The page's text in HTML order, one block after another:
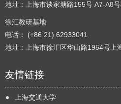
地址：上海市谈家塘路155号 A7-A8
徐汇教研基地
电话： (+86 21) 62933041
地址：上海市徐汇区华山路1954号上
友情链接
上海交通大学